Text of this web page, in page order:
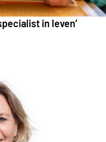
in leven’